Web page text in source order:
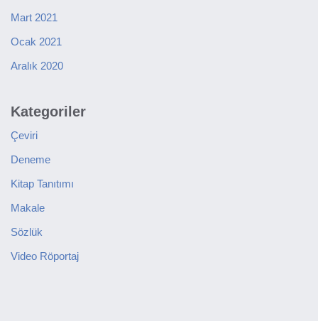
Mart 2021
Ocak 2021
Aralık 2020
Kategoriler
Çeviri
Deneme
Kitap Tanıtımı
Makale
Sözlük
Video Röportaj